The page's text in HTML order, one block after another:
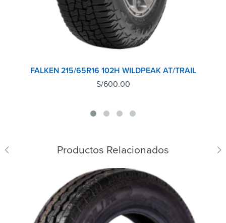
FALKEN 215/65R16 102H WILDPEAK AT/TRAIL
S/600.00
Productos Relacionados